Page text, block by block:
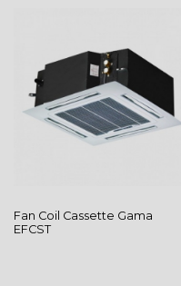
Fan Coil Cassette Gama
EFCST